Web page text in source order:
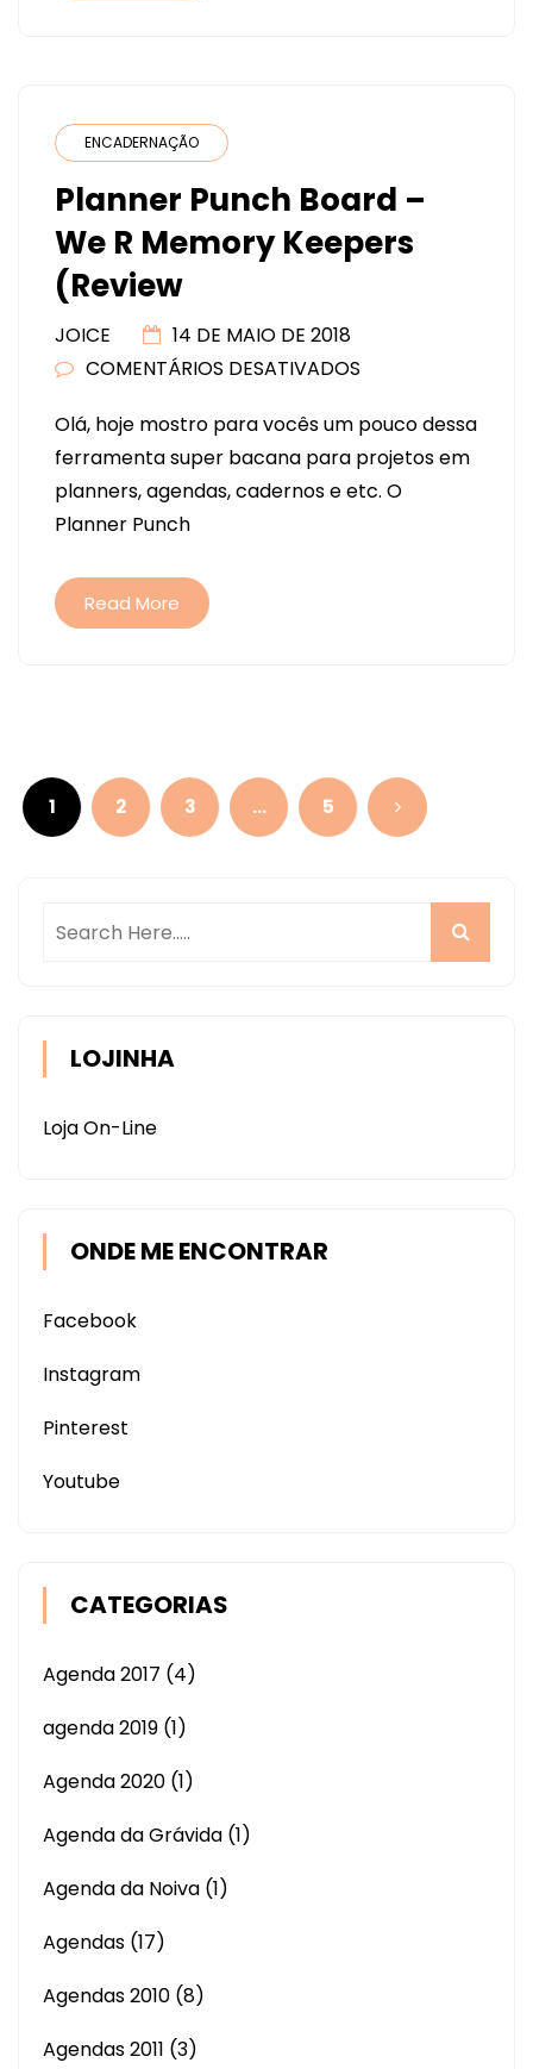
ENCADERNAÇÃO
Planner Punch Board –
We R Memory Keepers
(Review
JOICE
14 DE MAIO DE 2018
COMENTÁRIOS DESATIVADOS
PUNCH
BOARD
–
Olá, hoje mostro para vocês um pouco dessa
ferramenta super bacana para projetos em
planners, agendas, cadernos e etc. O
Planner Punch
Read More
por
posts
1 2 3 … 5
LOJINHA
Loja On-Line
ONDE ME ENCONTRAR
Facebook
Instagram
Pinterest
Youtube
CATEGORIAS
Agenda 2017 (4)
agenda 2019 (1)
Agenda 2020 (1)
Agenda da Grávida (1)
Agenda da Noiva (1)
Agendas (17)
Agendas 2010 (8)
Agendas 2011 (3)